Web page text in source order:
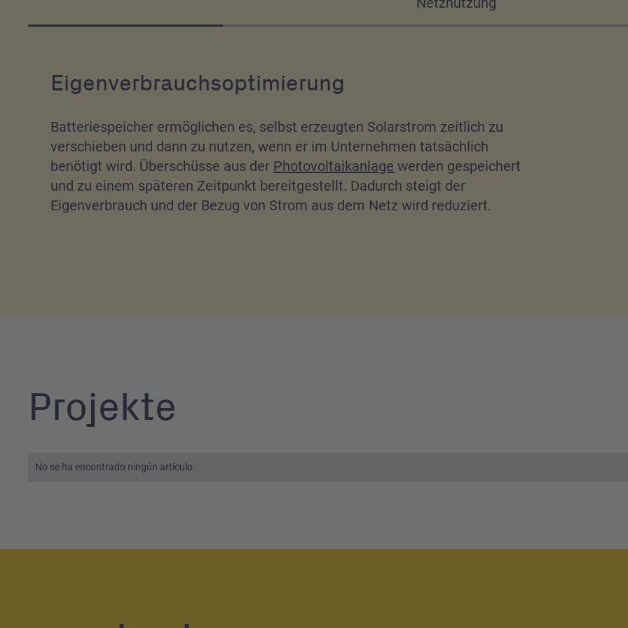
Eigenverbrauchsoptimierung
Batteriespeicher ermöglichen es, selbst erzeugten Solarstrom zeitlich zu
verschieben und dann zu nutzen, wenn er im Unternehmen tatsächlich
benötigt wird. Überschüsse aus der Photovoltaikanlage werden gespeichert
und zu einem späteren Zeitpunkt bereitgestellt. Dadurch steigt der
Eigenverbrauch und der Bezug von Strom aus dem Netz wird reduziert.
Projekte
No se ha encontrado ningún artículo.